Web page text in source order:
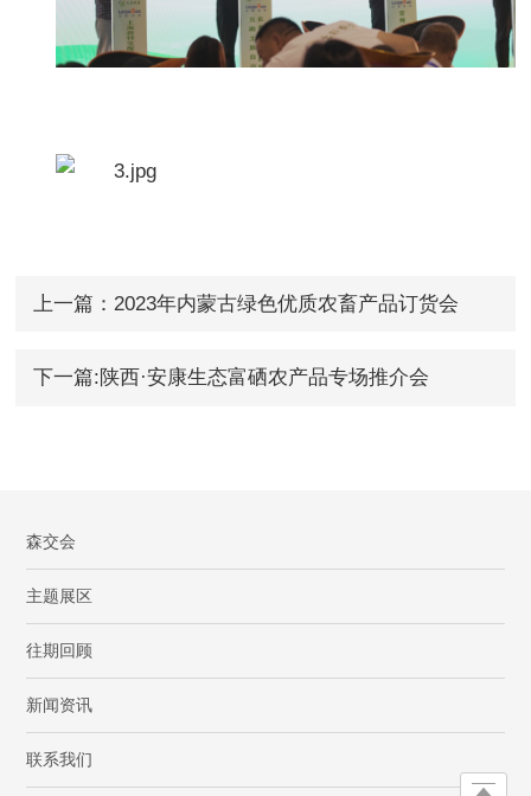
上一篇：2023年内蒙古绿色优质农畜产品订货会
下一篇:陕西·安康生态富硒农产品专场推介会
森交会
主题展区
往期回顾
新闻资讯
联系我们